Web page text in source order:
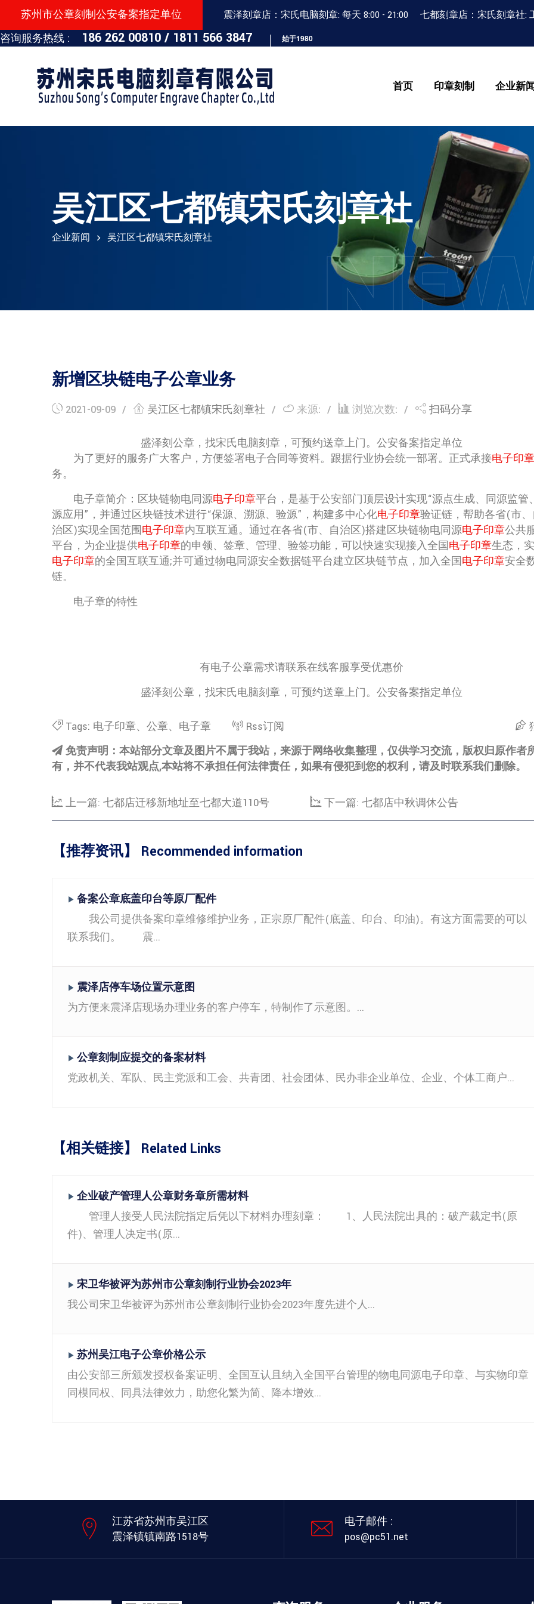
苏州市公章刻制公安备案指定单位 震泽刻章店：宋氏电脑刻章: 每天 8:00 - 21:00 七都刻章店：宋氏刻章社:
咨询服务热线 : 186 262 00810 / 1811 566 3847 始于1980
首页 印章刻制 企业新
吴江区七都镇宋氏刻章社
企业新闻 吴江区七都镇宋氏刻章社
新增区块链电子公章业务
2021-09-09 吴江区七都镇宋氏刻章社 来源: 浏览次数: 扫码分享
盛泽刻公章，找宋氏电脑刻章，可预约送章上门。公安备案指定单位
为了更好的服务广大客户，方便签署电子合同等资料。跟据行业协会统一部署。正式承接电子印章
务。
电子章简介：区块链物电同源电子印章平台，是基于公安部门顶层设计实现“源点生成、同源监管
源应用”，并通过区块链技术进行“保源、溯源、验源”，构建多中心化电子印章验证链，帮助各省(市
治区)实现全国范围电子印章内互联互通。通过在各省(市、自治区)搭建区块链物电同源电子印章公共
平台，为企业提供电子印章的申领、签章、管理、验签功能，可以快速实现接入全国电子印章生态，
电子印章的全国互联互通;并可通过物电同源安全数据链平台建立区块链节点，加入全国电子印章安全
链。
电子章的特性
有电子公章需求请联系在线客服享受优惠价
盛泽刻公章，找宋氏电脑刻章，可预约送章上门。公安备案指定单位
Tags: 电子印章、 公章、 电子章 Rss订阅
免责声明：本站部分文章及图片不属于我站，来源于网络收集整理，仅供学习交流，版权归原作者
有，并不代表我站观点,本站将不承担任何法律责任，如果有侵犯到您的权利，请及时联系我们删除。
上一篇: 七都店迁移新地址至七都大道110号 下一篇: 七都店中秋调休公告
【推荐资讯】 Recommended information
▶ 备案公章底盖印台等原厂配件
我公司提供备案印章维修维护业务，正宗原厂配件(底盖、印台、印油)。有这方面需要的可以
联系我们。 震...
▶ 震泽店停车场位置示意图
为方便来震泽店现场办理业务的客户停车，特制作了示意图。...
▶ 公章刻制应提交的备案材料
党政机关、军队、民主党派和工会、共青团、社会团体、民办非企业单位、企业、个体工商户...
【相关链接】 Related Links
▶ 企业破产管理人公章财务章所需材料
管理人接受人民法院指定后凭以下材料办理刻章： 1、人民法院出具的：破产裁定书(原
件)、管理人决定书(原...
▶ 宋卫华被评为苏州市公章刻制行业协会2023年
我公司宋卫华被评为苏州市公章刻制行业协会2023年度先进个人...
▶苏州吴江电子公章价格公示
由公安部三所颁发授权备案证明、全国互认且纳入全国平台管理的物电同源电子印章、与实物印章
同模同权、同具法律效力，助您化繁为简、降本增效...
江苏省苏州市吴江区
震泽镇镇南路1518号
电子邮件 :
pos@pc51.net